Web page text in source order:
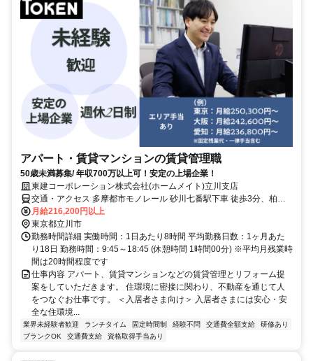
アパート・賃貸マンションの賃貸管理職
50歳未満募集/ 年収700万以上可！安定の上場企業！
東建コーポレーション株式会社(ホームメイト)立川支店
交通・アクセス 多摩都市モノレール 砂川七番駅下車 徒歩3分、柏町
四丁目下車 徒歩1分
月給216,200円以上
東京都立川市
勤務時間詳細 実働時間：1日あたり8時間 平均勤務日数：1ヶ月あた
り18日 勤務時間：9:45～18:45 (休憩時間 1時間00分) ※平均月残業時
間は20時間程度です
仕事内容 アパート、賃貸マンションなどの賃貸管理とリフォーム提
案をしていただきます。 住環境に密接に関わり、不動産を通じて人
をつなぐお仕事です。 ＜入居者さま向け＞ 入居者さまには安心・安
全な住環境...
業界未経験者歓迎 ランチタイム 固定時間制 経験不問 交通費全額支給
研修あり
ブランクOK
交通費支給 資格取得手当あり